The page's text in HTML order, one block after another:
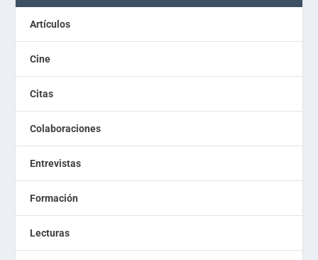
Artículos
Cine
Citas
Colaboraciones
Entrevistas
Formación
Lecturas